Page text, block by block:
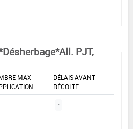
PJT,
MAX
DÉLAIS AVANT
RÉCOLTE
-